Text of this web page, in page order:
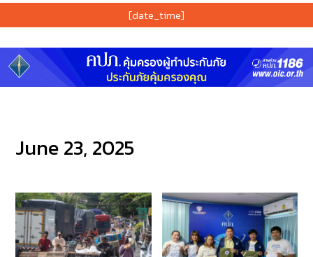
[date_time]
June 23, 2025